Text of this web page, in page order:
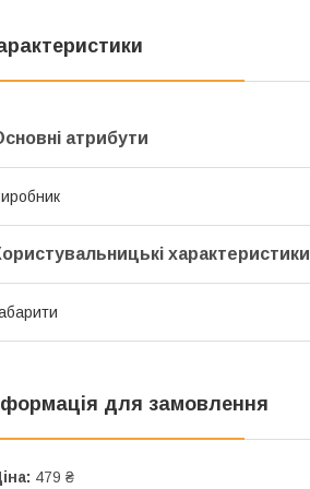
атрибути
характеристики
для замовлення
479 ₴